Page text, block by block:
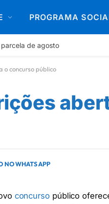
PROGRAMA
de agosto
o concurso público
NO WHATSAPP
concurso público